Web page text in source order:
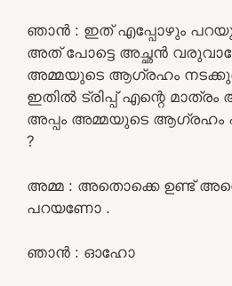
ഞാൻ : ഇത് എപ്പോഴും
അത് പോട്ടെ അച്ഛൻ
അമ്മയുടെ ആഗ്രഹം
ഇതിൽ ട്രിപ്പ് എന്റെ
അപ്പം അമ്മയുടെ ആഗ്രഹം
?
അമ്മ : അതൊക്കെ ഉണ്ട്
പറയണോ .
ഞാൻ : ഓഹോ